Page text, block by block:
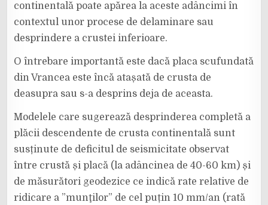
continentală poate apărea la aceste adâncimi în
contextul unor procese de delaminare sau
desprindere a crustei inferioare.
O întrebare importantă este dacă placa scufundată
din Vrancea este încă atașată de crusta de
deasupra sau s-a desprins deja de aceasta.
Modelele care sugerează desprinderea completă a
plăcii descendente de crusta continentală sunt
susținute de deficitul de seismicitate observat
între crustă și placă (la adâncinea de 40-60 km) și
de măsurători geodezice ce indică rate relative de
ridicare a ”munţilor” de cel puțin 10 mm/an (rată